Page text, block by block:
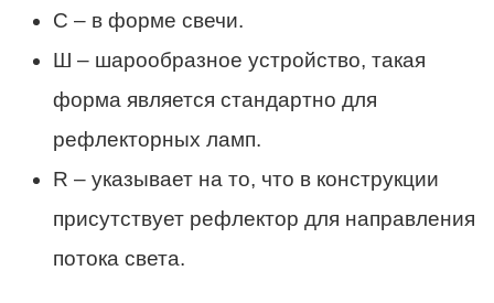
C – в форме свечи.
Ш – шарообразное устройство, такая
форма является стандартно для
рефлекторных ламп.
R – указывает на то, что в конструкции
присутствует рефлектор для направления
потока света.